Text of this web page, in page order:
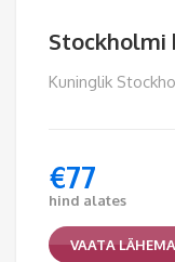
Stockholmi
Kuninglik
€77
hind alates
VAATA